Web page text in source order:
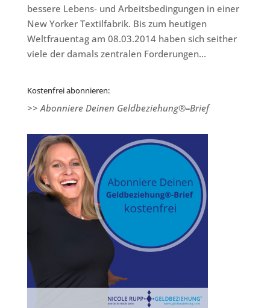
bessere Lebens- und Arbeitsbedingungen in einer
New Yorker Textilfabrik. Bis zum heutigen
Weltfrauentag am 08.03.2014 haben sich seither
viele der damals zentralen Forderungen...
Kostenfrei abonnieren:
>> Abonniere Deinen Geldbeziehung®–Brief